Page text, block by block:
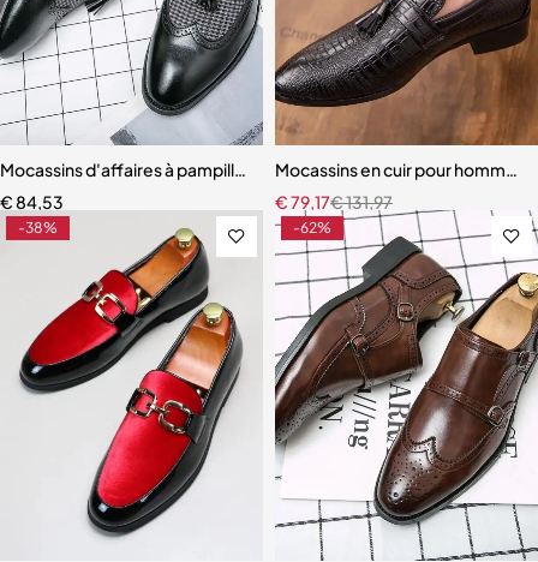
Mocassins d'affaires à pampilles pour hommes
€ 84,53
Mocassins en cuir pour
€131,97
€79,17
-38% -62%